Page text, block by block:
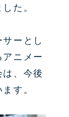
た。
ーとし
ニメー
、今後
す。